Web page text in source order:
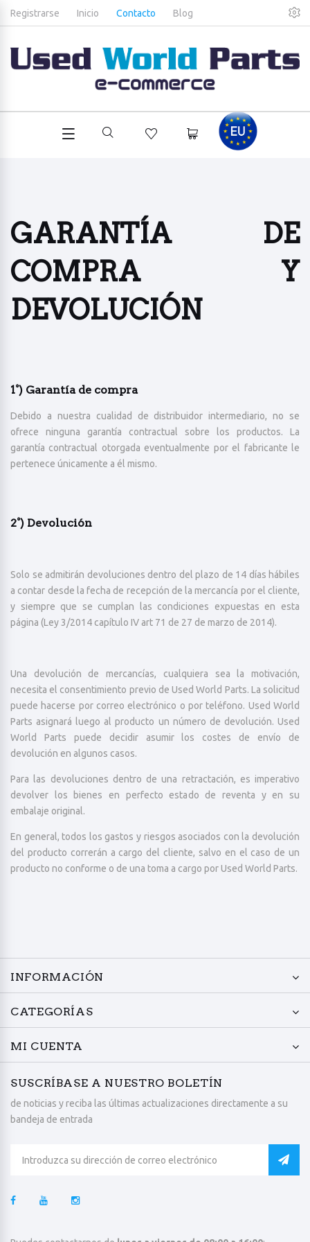
Registrarse Inicio Contacto Blog
GARANTÍA DE
COMPRA Y
DEVOLUCIÓN
1°) Garantía de compra
Debido a nuestra cualidad de distribuidor intermediario, no se
ofrece ninguna garantía contractual sobre los productos. La
garantía contractual otorgada eventualmente por el fabricante le
pertenece únicamente a él mismo.
2°) Devolución
Solo se admitirán devoluciones dentro del plazo de 14 días hábiles
a contar desde la fecha de recepción de la mercancía por el cliente,
y siempre que se cumplan las condiciones expuestas en esta
página (Ley 3/2014 capítulo IV art 71 de 27 de marzo de 2014).
Una devolución de mercancías, cualquiera sea la motivación,
necesita el consentimiento previo de Used World Parts. La solicitud
puede hacerse por correo electrónico o por teléfono. Used World
Parts asignará luego al producto un número de devolución. Used
World Parts puede decidir asumir los costes de envío de
devolución en algunos casos.
Para las devoluciones dentro de una retractación, es imperativo
devolver los bienes en perfecto estado de reventa y en su
embalaje original.
En general, todos los gastos y riesgos asociados con la devolución
del producto correrán a cargo del cliente, salvo en el caso de un
producto no conforme o de una toma a cargo por Used World Parts.
INFORMACIÓN
CATEGORÍAS
MI CUENTA
SUSCRÍBASE A NUESTRO BOLETÍN
de noticias y reciba las últimas actualizaciones directamente a su
bandeja de entrada